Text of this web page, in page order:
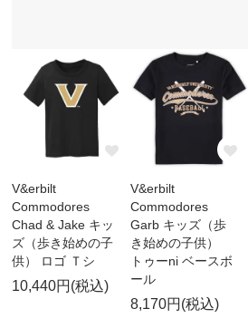
V&erbilt
Commodores
Chad & Jake キッ
ズ（歩き始めの子
供） ロゴ Ｔシ
10,440円(税込)
V&erbilt
Commodores
Garb キッズ（歩
き始めの子供）
トゥーni ベースボ
ール
8,170円(税込)